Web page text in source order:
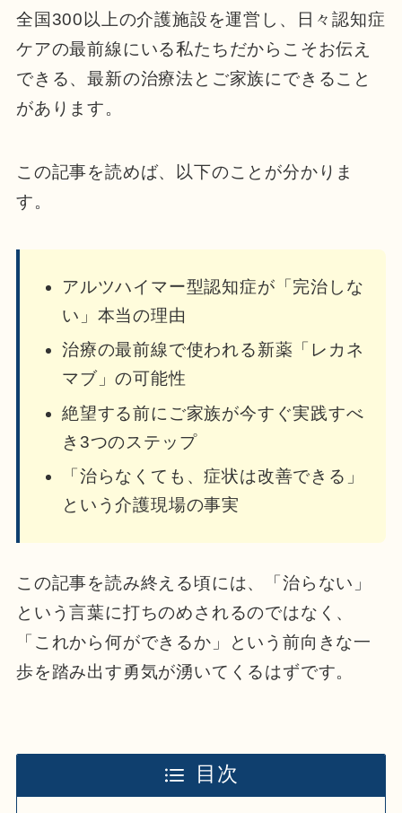
全国300以上の介護施設を運営し、日々認知症
ケアの最前線にいる私たちだからこそお伝え
できる、最新の治療法とご家族にできること
があります。
この記事を読めば、以下のことが分かりま
す。
アルツハイマー型認知症が「完治しな
い」本当の理由
治療の最前線で使われる新薬「レカネ
マブ」の可能性
絶望する前にご家族が今すぐ実践すべ
き3つのステップ
「治らなくても、症状は改善できる」
という介護現場の事実
この記事を読み終える頃には、「治らない」
という言葉に打ちのめされるのではなく、
「これから何ができるか」という前向きな一
歩を踏み出す勇気が湧いてくるはずです。
目次